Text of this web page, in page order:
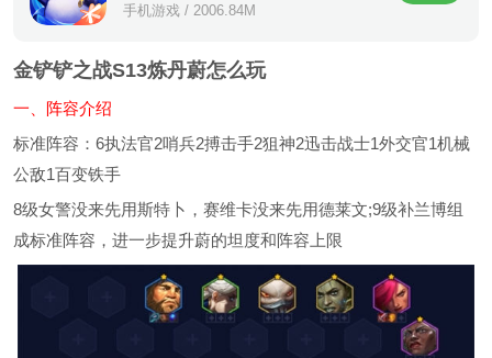
手机游戏 / 2006.84M
金铲铲之战S13炼丹蔚怎么玩
一、阵容介绍
标准阵容：6执法官2哨兵2搏击手2狙神2迅击战士1外交官1机械
公敌1百变铁手
8级女警没来先用斯特卜，赛维卡没来先用德莱文;9级补兰博组
成标准阵容，进一步提升蔚的坦度和阵容上限